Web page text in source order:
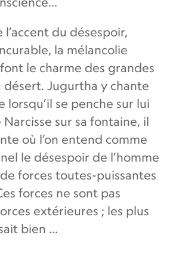
du désespoir,
la mélancolie
le charme des grandes
Jugurtha y chante
lorsqu’il se penche sur lui
sur sa fontaine, il
où l’on entend comme
le désespoir de l’homme
forces toutes-puissantes
forces ne sont pas
extérieures ; les plus
bien …